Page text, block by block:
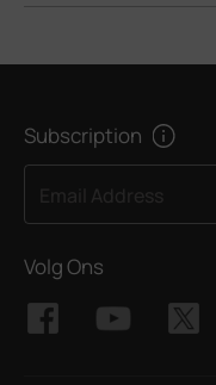
Subscription
Volg Ons